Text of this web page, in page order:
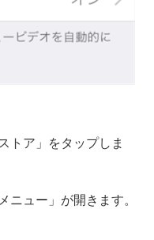
トア」をタップしま
ニュー」が開きます。